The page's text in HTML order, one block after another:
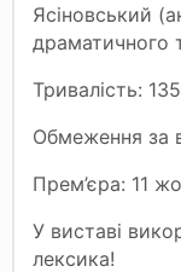
Ясіновський
драматичного
Тривалість:
Обмеження за
Прем’єра: 11
У виставі
лексика!